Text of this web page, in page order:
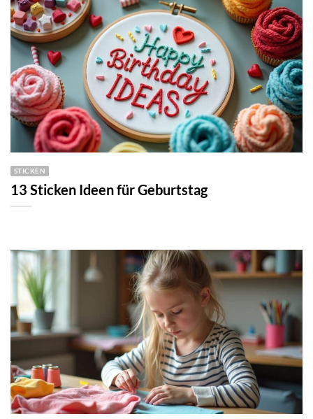
STICKEN
13 Sticken Ideen für Geburtstag